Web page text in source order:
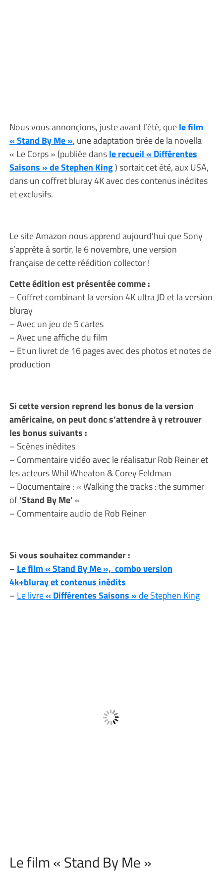
Nous vous annonçions, juste avant l’été, quele film
« Stand By Me », une adaptation tirée de la novella
« Le Corps » (publiée dansle recueil « Différentes
Saisons » de Stephen King) sortait cet été, aux USA,
dans un coffret bluray 4K avec des contenus inédites
et exclusifs.
Le site Amazon nous apprend aujourd’hui que Sony
s’apprête à sortir, le 6 novembre, une version
française de cette réédition collector !
Cette édition est présentée comme :
– Coffret combinant la version 4K ultra JD et la version
bluray
– Avec un jeu de 5 cartes
– Avec une affiche du film
– Et un livret de 16 pages avec des photos et notes de
production
Si cette version reprend les bonus de la version
américaine, on peut donc s’attendre à y retrouver
les bonus suivants :
– Scènes inédites
– Commentaire vidéo avec le réalisatur Rob Reiner et
les acteurs Whil Wheaton & Corey Feldman
– Documentaire : « Walking the tracks : the summer
of‘Stand By Me’«
– Commentaire audio de Rob Reiner
Si vous souhaitez commander :
– Le film « Stand By Me », combo version
4k+bluray et contenus inédits
–Le livre« Différentes Saisons »de Stephen King
Le film « Stand By Me »